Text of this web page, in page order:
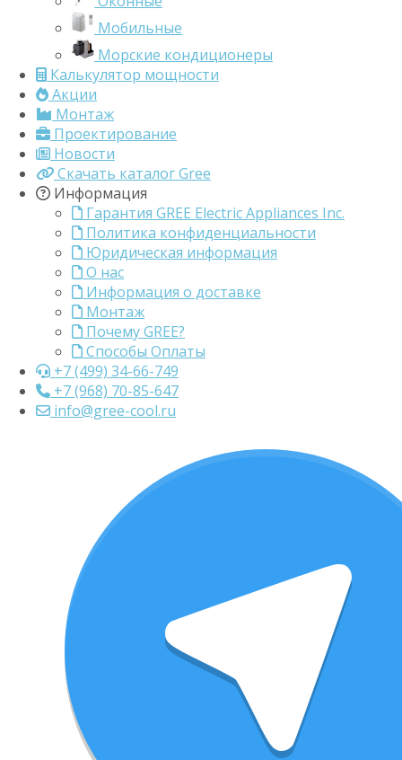
Мобильные
Морские кондиционеры
Калькулятор мощности
Акции
Монтаж
Проектирование
Новости
Скачать каталог Gree
Информация
Гарантия GREE Electric Appliances Inc.
Политика конфиденциальности
Юридическая информация
О нас
Информация о доставке
Монтаж
Почему GREE?
Способы Оплаты
+7 (499) 34-66-749
+7 (968) 70-85-647
info@gree-cool.ru